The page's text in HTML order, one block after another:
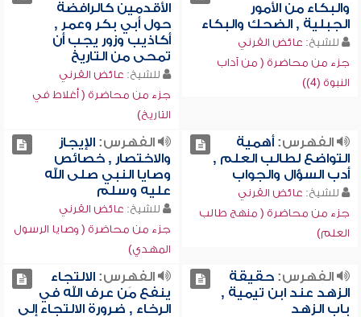
والبكاء من الأمور
الجبلية , الضحك والبكاء
للشيخ: عائض القرني
جزء من محاضرة ( من آداب
النبوة (4))
الأقدمين كالرافضة
حول أبي بكر وعمر ,
أكاذيب وزور يجب أن
تمحى من التاريخ
للشيخ: عائض القرني
جزء من محاضرة ( أغلاط في
التاريخ)
الفهرس:أهمية
التواضع لطالب العلم ,
أدب السؤال والجواب
للشيخ: عائض القرني
جزء من محاضرة ( منهج طالب
العلم)
الفهرس:الإيجاز
والاختصار , خصائص
وصايا النبي صلى الله
عليه وسلم
للشيخ: عائض القرني
جزء من محاضرة ( وصايا الرسول
المهدي)
الفهرس:حقيقة
الزهد عند ابن تيمية ,
باب الزهد
الفهرس:الالتجاء
ينفع مَن عرف الله في
الرخاء , ضرورة الالتجاء إلى